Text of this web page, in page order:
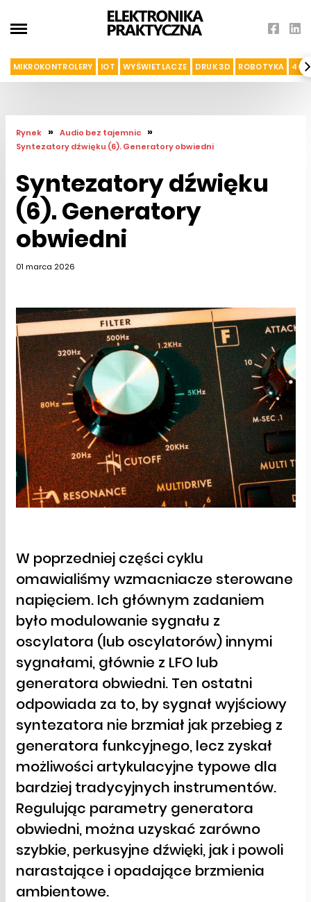
MIKROKONTROLERY IOT WYŚWIETLACZE DRUK 3D ROBOTYKA 4G I
Rynek » Audio bez tajemnic »
Syntezatory dźwięku (6). Generatory obwiedni
Syntezatory dźwięku
(6). Generatory
obwiedni
01 marca 2026
W poprzedniej części cyklu
omawialiśmy wzmacniacze sterowane
napięciem. Ich głównym zadaniem
było modulowanie sygnału z
oscylatora (lub oscylatorów) innymi
sygnałami, głównie z LFO lub
generatora obwiedni. Ten ostatni
odpowiada za to, by sygnał wyjściowy
syntezatora nie brzmiał jak przebieg z
generatora funkcyjnego, lecz zyskał
możliwości artykulacyjne typowe dla
bardziej tradycyjnych instrumentów.
Regulując parametry generatora
obwiedni, można uzyskać zarówno
szybkie, perkusyjne dźwięki, jak i powoli
narastające i opadające brzmienia
ambientowe.